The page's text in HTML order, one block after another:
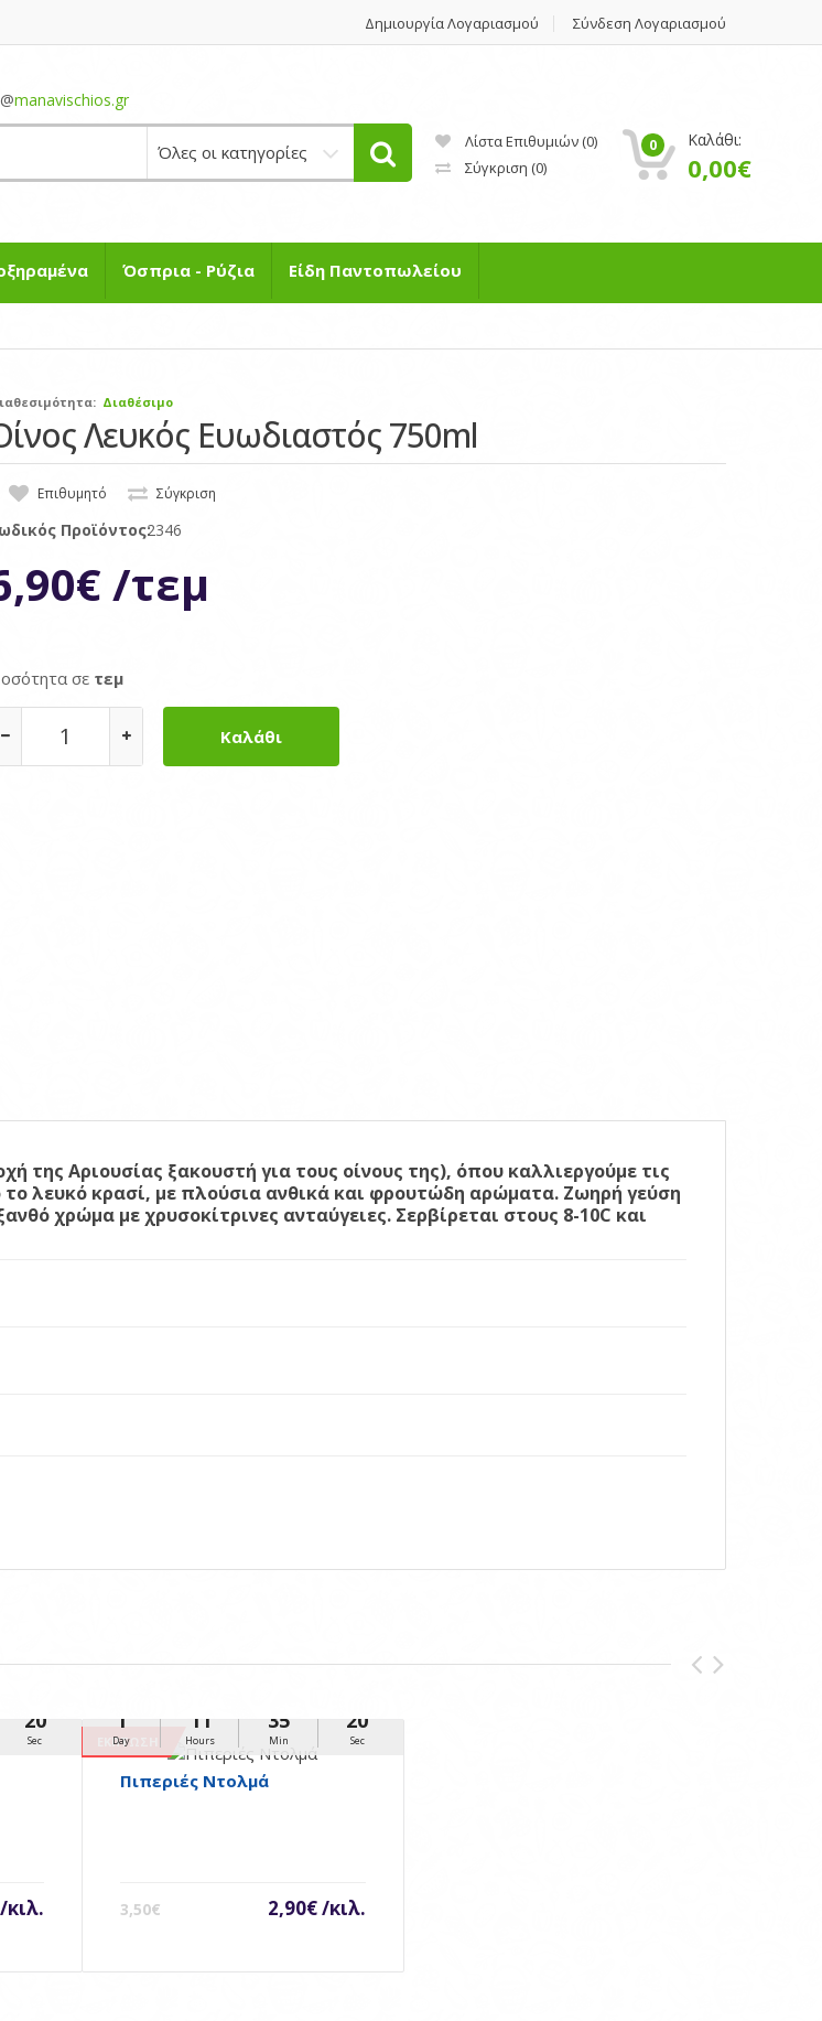
Δημιουργία Λογαριασμού Σύνδεση Λογαριασμού
manavischios.gr
Λίστα Επιθυμιών (0)
Σύγκριση (0)
0 Καλάθι:
0,00€
Όσπρια - Ρύζια Είδη Παντοπωλείου
Διαθέσιμο
Λευκός Ευωδιαστός 750ml
Επιθυμητό Σύγκριση
Προϊόντος:2346
/τεμ
σε τεμ
της Αριουσίας ξακουστή για τους οίνους της), όπου καλλιεργούμε τις
το λευκό κρασί, με πλούσια ανθικά και φρουτώδη αρώματα. Ζωηρή γεύση
χρώμα με χρυσοκίτρινες ανταύγειες. Σερβίρεται στους 8-10C και
20
Sec
κιλ.
ΈΚΠΤΩΣΗ
1
Day
11
Hours
35
Min
20
Sec
Πιπεριές Ντολμά
3,50€ 2,90€ /κιλ.